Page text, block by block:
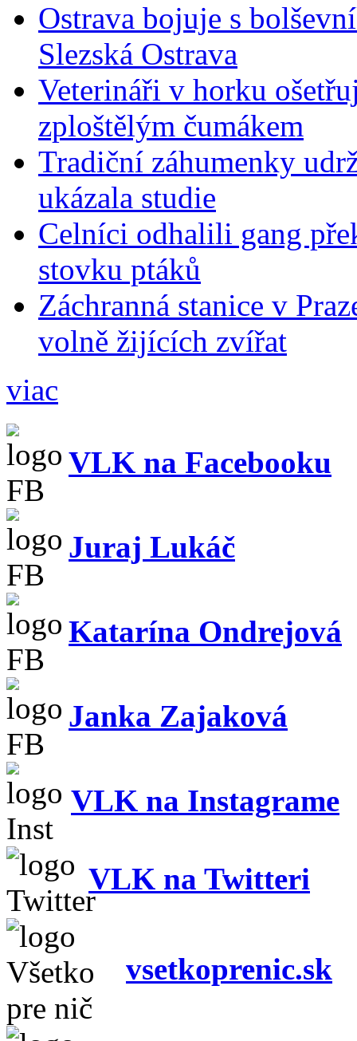
Ostrava bojuje s
Slezská Ostrava
Veterináři v horku
zploštělým čumákem
Tradiční záhumenky
ukázala studie
Celníci odhalili gang
stovku ptáků
Záchranná stanice v
volně žijících zvířat
viac
VLK na Facebooku
Juraj Lukáč
Katarína Ondrejová
Janka Zajaková
VLK na Instagrame
VLK na Twitteri
vsetkoprenic.sk